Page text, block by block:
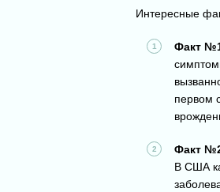
Интересные
Факт
первом
Факт
В США